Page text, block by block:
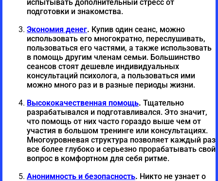
На это потребуется место для спокойной работы,
бумага и акварель.
Далее будет глубинный анализ именно твоих
образов и чувств, отношений и состояний к
разным этапам в жизни.
Во время этой работы ты увидишь, в чем тебе
стоит себя поддержать, а что уже давно тебе
подвластно, что является ложным страхом, а что
станет твоим ресурсом в будущем.
И в итоге, когда все будет прожито и освобождено
тобой, ты сможешь совершить своеобразный
путь — выход, чтобы дать себе внутренний сигнал
испытывать дополнительный стресс от
подготовки и знакомства.
Экономия денег. Купив один сеанс, можно
использовать его многократно, переслушивать,
пользоваться его частями, а также использовать
в помощь другим членам семьи. Большинство
сеансов стоят дешевле индивидуальных
консультаций психолога, а пользоваться ими
можно много раз и в разные периоды жизни.
Высококачественная помощь. Тщательно
разрабатывался и подготавливался. Это значит,
что помощь от них часто гораздо выше чем от
участия в большом тренинге или консультациях.
Многоуровневая структура позволяет каждый раз
все более глубоко и серьезно прорабатывать свой
вопрос в комфортном для себя ритме.
Анонимность и безопасность. Никто не узнает о